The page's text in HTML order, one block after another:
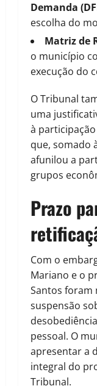
Demanda
escolha do
Matriz de
o município
execução do
O Tribunal
uma
à
que, somado
afunilou a
grupos
Prazo
Com o
Mariano e o
Santos foram
suspensão
pessoal. O
apresentar a
integral do
Tribunal.